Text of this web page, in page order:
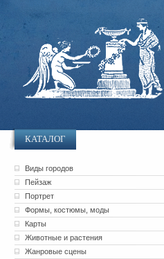
КАТАЛОГ
Виды городов
Пейзаж
Портрет
Формы, костюмы, моды
Карты
Животные и растения
Жанровые сцены